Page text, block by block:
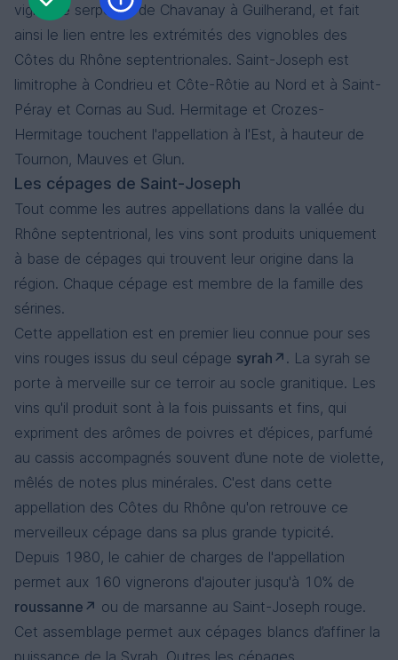
vignoble serpente de Chavanay à Guilherand, et fait
ainsi le lien entre les extrémités des vignobles des
Côtes du Rhône septentrionales. Saint-Joseph est
limitrophe à Condrieu et Côte-Rôtie au Nord et à Saint-
Péray et Cornas au Sud. Hermitage et Crozes-
Hermitage touchent l'appellation à l'Est, à hauteur de
Tournon, Mauves et Glun.
Les cépages de Saint-Joseph
Tout comme les autres appellations dans la vallée du
Rhône septentrional, les vins sont produits uniquement
à base de cépages qui trouvent leur origine dans la
région. Chaque cépage est membre de la famille des
sérines.
Cette appellation est en premier lieu connue pour ses
vins rouges issus du seul cépage syrah
. La syrah se
porte à merveille sur ce terroir au socle granitique. Les
vins qu'il produit sont à la fois puissants et fins, qui
expriment des arômes de poivres et d’épices, parfumé
au cassis accompagnés souvent d’une note de violette,
mêlés de notes plus minérales. C'est dans cette
appellation des Côtes du Rhône qu'on retrouve ce
merveilleux cépage dans sa plus grande typicité.
Depuis 1980, le cahier de charges de l'appellation
permet aux 160 vignerons d'ajouter jusqu'à 10% de
roussanne
ou de marsanne au Saint-Joseph rouge.
Cet assemblage permet aux cépages blancs d’affiner la
puissance de la Syrah. Outres les cépages